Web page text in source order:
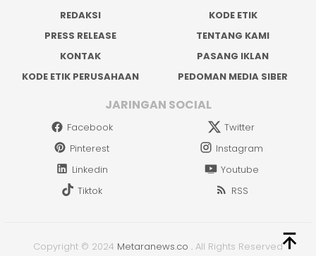
REDAKSI
KODE ETIK
PRESS RELEASE
TENTANG KAMI
KONTAK
PASANG IKLAN
KODE ETIK PERUSAHAAN
PEDOMAN MEDIA SIBER
JARINGAN SOCIAL
Facebook
Twitter
Pinterest
Instagram
Linkedin
Youtube
Tiktok
RSS
Copyright © 2024 Metaranews.co . All Rights Reserved